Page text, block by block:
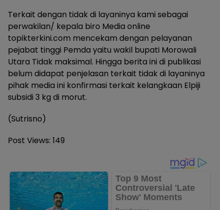
Terkait dengan tidak di layaninya kami sebagai
perwakilan/ kepala biro Media online
topikterkini.com mencekam dengan pelayanan
pejabat tinggi Pemda yaitu wakil bupati Morowali
Utara Tidak maksimal. Hingga berita ini di publikasi
belum didapat penjelasan terkait tidak di layaninya
pihak media ini konfirmasi terkait kelangkaan Elpiji
subsidi 3 kg di morut.
(Sutrisno)
Post Views: 149